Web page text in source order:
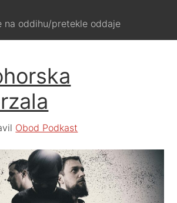
na oddihu/pretekle oddaje
Obod Podkast